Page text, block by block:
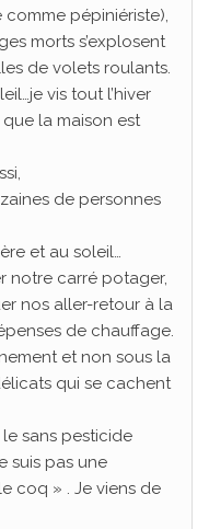
comme pépiniériste),
morts s’explosent
de volets roulants.
vis tout l’hiver
que la maison est
de personnes
et au soleil…
notre carré potager,
nos aller-retour à la
de chauffage.
et non sous la
qui se cachent
sans pesticide
suis pas une
coq » . Je viens de